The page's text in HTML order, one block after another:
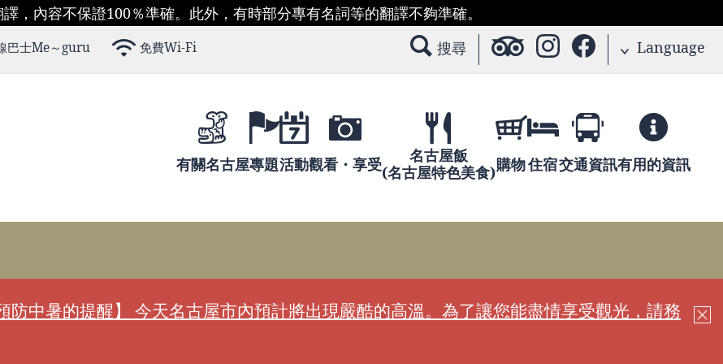
，內容不保證100％準確。此外，有時部分專有名詞等的翻譯不夠準確。
巴士Me～guru 免費Wi-Fi 搜尋 Language
有關名古屋專題活動觀看・享受
名古屋飯
(名古屋特色美食)購物住宿交通資訊有用的資訊
防中暑的提醒】 今天名古屋市內預計將出現嚴酷的高溫。為了讓您能盡情享受觀光，請務